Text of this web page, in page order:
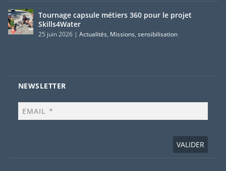
Tournage capsule métiers 360 pour le projet
Skills4Water
25 juin 2026| Actualités, Missions, sensibilisation
NEWSLETTER